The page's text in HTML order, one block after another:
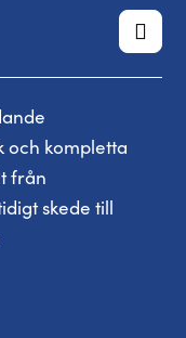
och kompletta
från
skede till